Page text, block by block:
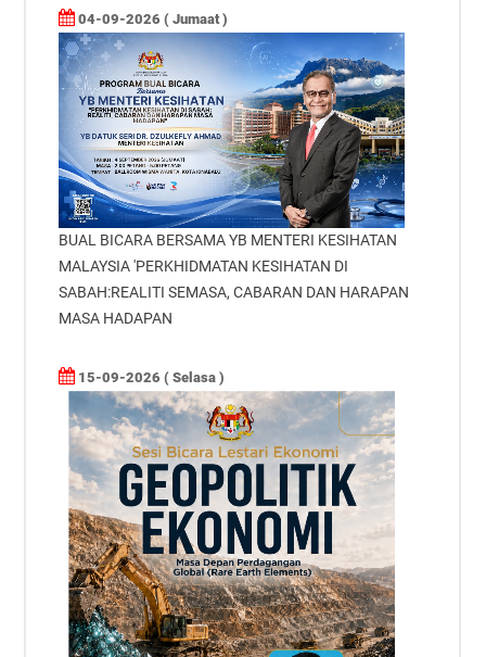
04-09-2026 ( Jumaat )
BUAL BICARA BERSAMA YB MENTERI KESIHATAN
MALAYSIA 'PERKHIDMATAN KESIHATAN DI
SABAH:REALITI SEMASA, CABARAN DAN HARAPAN
MASA HADAPAN
15-09-2026 ( Selasa )